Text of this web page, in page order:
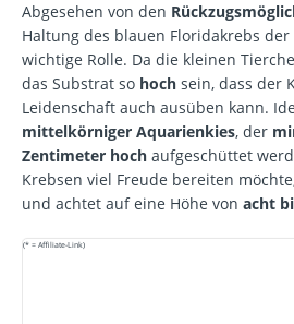
Abgesehen von den
Haltung des blauen Floridakrebs der
wichtige Rolle. Da die kleinen
das Substrat so hoch sein, dass der
Leidenschaft auch ausüben kann.
mittelkörniger Aquarienkies, der
Zentimeter hoch aufgeschüttet
Krebsen viel Freude bereiten
und achtet auf eine Höhe von acht
(* = Affiliate-Link)